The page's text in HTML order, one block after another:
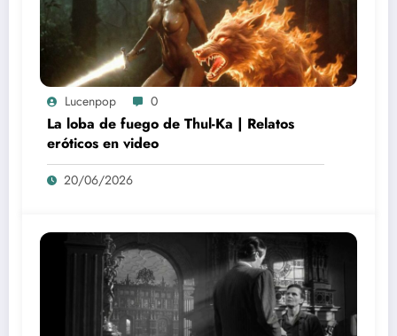
Lucenpop 0
La loba de fuego de Thul-Ka | Relatos
eróticos en video
20/06/2026